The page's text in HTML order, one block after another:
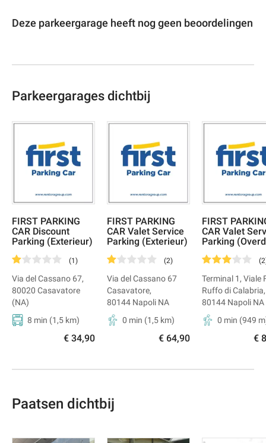
Deze parkeergarage heeft nog geen beoordelingen
Parkeergarages dichtbij
FIRST PARKING
CAR Discount
Parking (Exterieur)
(1)
Via del Cassano 67,
80020 Casavatore
(NA)
8 min (1,5 km)
€ 34,90
FIRST PARKING
CAR Valet Service
Parking (Exterieur)
(2)
Via del Cassano 67
Casavatore,
80144 Napoli NA
0 min (1,5 km)
€ 64,90
FIRST
CAR Valet
Parking
(2
Terminal 1, Viale
Ruffo di Calabria,
80144 Napoli NA
0 min (949
€
Paatsen dichtbij